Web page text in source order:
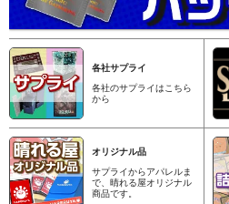
各社サプライ
各社のサプライはこちら
から
オリジナル品
サプライからアパレルま
で、晴れる屋オリジナル
商品です。